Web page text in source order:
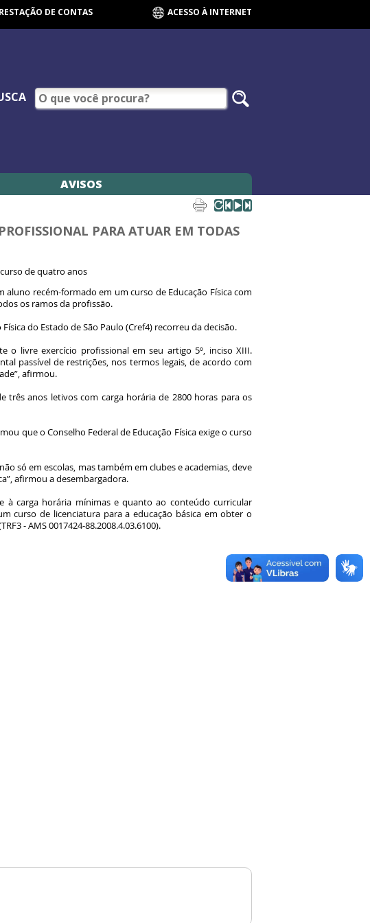
DE CONTAS ACESSO À INTERNET
AVISOS
PARA ATUAR EM TODAS
de quatro anos
aluno recém-formado em um curso de Educação Física com
os ramos da profissão.
do Estado de São Paulo (Cref4) recorreu da decisão.
o livre exercício profissional em seu artigo 5º, inciso XIII.
passível de restrições, nos termos legais, de acordo com
afirmou.
três anos letivos com carga horária de 2800 horas para os
que o Conselho Federal de Educação Física exige o curso
só em escolas, mas também em clubes e academias, deve
afirmou a desembargadora.
à carga horária mínimas e quanto ao conteúdo curricular
curso de licenciatura para a educação básica em obter o
- AMS 0017424-88.2008.4.03.6100).